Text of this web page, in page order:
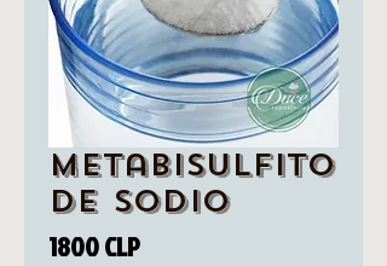
Metabisulfito
de Sodio
1800 CLPPrecio